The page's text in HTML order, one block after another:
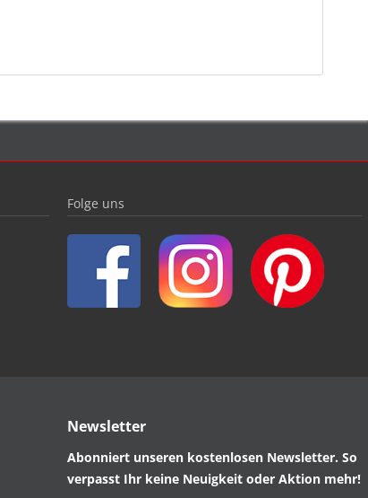
Folge uns
Newsletter
Abonniert unseren kostenlosen Newsletter. So
verpasst Ihr keine Neuigkeit oder Aktion mehr!